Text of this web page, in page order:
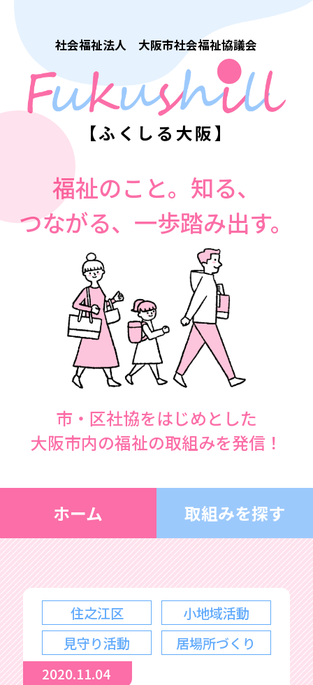
社会福祉法人 大阪市社会福祉協議会
【ふくしる大阪】
福祉のこと。知る、
つながる、一歩踏み出す。
市・区社協をはじめとした
大阪市内の福祉の取組みを発信！
ホーム 取組みを探す
住之江区
小地域活動
見守り活動
居場所づくり
2020.11.04